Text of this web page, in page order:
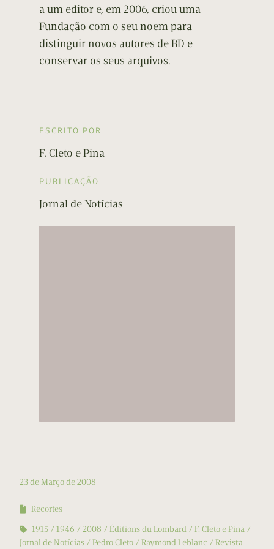
a um editor e, em 2006, criou uma
Fundação com o seu noem para
distinguir novos autores de BD e
conservar os seus arquivos.
ESCRITO POR
F. Cleto e Pina
PUBLICAÇÃO
Jornal de Notícias
23 de Março de 2008
Recortes
1915
1946 2008 Éditions du Lombard
F. Cleto e Pina
Jornal de Notícias
Pedro Cleto Raymond Leblanc
Revista